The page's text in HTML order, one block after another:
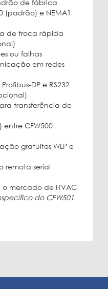
de fábrica
(padrão) e NEMA1
de troca rápida
ou falhas
em redes
DP e RS232
transferência de
entre CFW500
gratuitos WLP e
remota serial
o mercado de HVAC
do CFW501